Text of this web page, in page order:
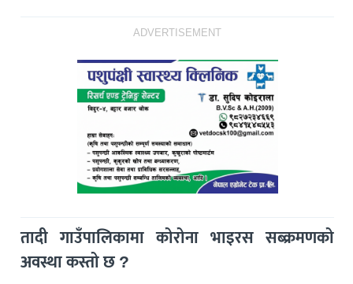
ADVERTISEMENT
तादी गाउँपालिकामा कोरोना भाइरस सब्क्रमणको
अवस्था कस्तो छ ?